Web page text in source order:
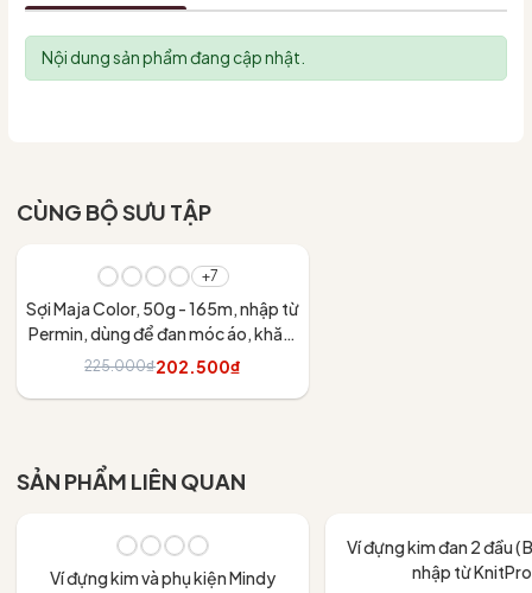
Nội dung sản phẩm đang cập nhật.
CÙNG BỘ SƯU TẬP
+7
Sợi Maja Color, 50g - 165m, nhập từ
Permin, dùng để đan móc áo, khăn,
váy
225.000₫202.500₫
SẢN PHẨM LIÊN QUAN
Ví đựng kim và phụ kiện Mindy
Ví đựng kim đan 2 đầu (
nhập từ KnitPro